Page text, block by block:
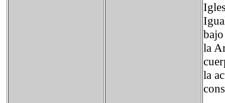
la
la